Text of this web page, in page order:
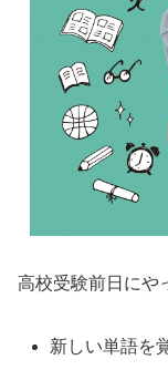
高校受験前日にや
新しい単語を